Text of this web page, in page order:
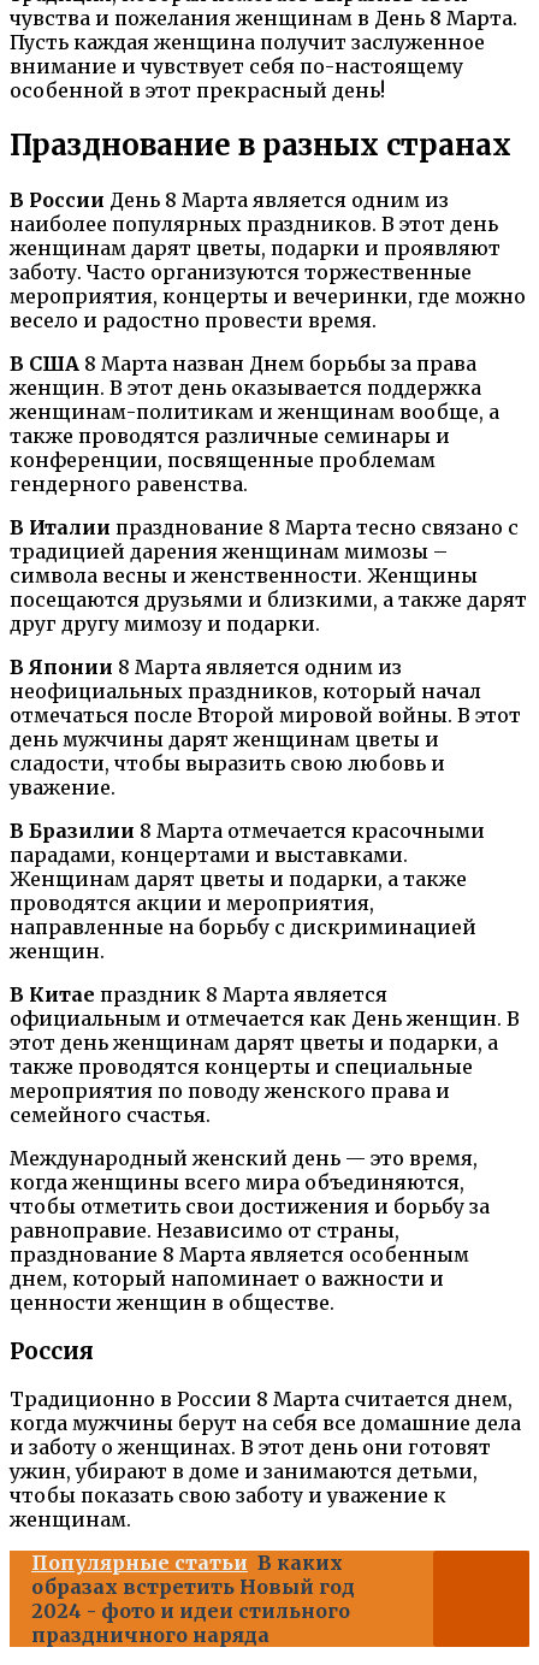
чувства и пожелания женщинам в День 8 Марта.
Пусть каждая женщина получит заслуженное
внимание и чувствует себя по-настоящему
особенной в этот прекрасный день!
Празднование в разных странах
В России День 8 Марта является одним из
наиболее популярных праздников. В этот день
женщинам дарят цветы, подарки и проявляют
заботу. Часто организуются торжественные
мероприятия, концерты и вечеринки, где можно
весело и радостно провести время.
В США 8 Марта назван Днем борьбы за права
женщин. В этот день оказывается поддержка
женщинам-политикам и женщинам вообще, а
также проводятся различные семинары и
конференции, посвященные проблемам
гендерного равенства.
В Италии празднование 8 Марта тесно связано с
традицией дарения женщинам мимозы –
символа весны и женственности. Женщины
посещаются друзьями и близкими, а также дарят
друг другу мимозу и подарки.
В Японии 8 Марта является одним из
неофициальных праздников, который начал
отмечаться после Второй мировой войны. В этот
день мужчины дарят женщинам цветы и
сладости, чтобы выразить свою любовь и
уважение.
В Бразилии 8 Марта отмечается красочными
парадами, концертами и выставками.
Женщинам дарят цветы и подарки, а также
проводятся акции и мероприятия,
направленные на борьбу с дискриминацией
женщин.
В Китае праздник 8 Марта является
официальным и отмечается как День женщин. В
этот день женщинам дарят цветы и подарки, а
также проводятся концерты и специальные
мероприятия по поводу женского права и
семейного счастья.
Международный женский день — это время,
когда женщины всего мира объединяются,
чтобы отметить свои достижения и борьбу за
равноправие. Независимо от страны,
празднование 8 Марта является особенным
днем, который напоминает о важности и
ценности женщин в обществе.
Россия
Традиционно в России 8 Марта считается днем,
когда мужчины берут на себя все домашние дела
и заботу о женщинах. В этот день они готовят
ужин, убирают в доме и занимаются детьми,
чтобы показать свою заботу и уважение к
женщинам.
Популярные статьи В каких
образах встретить Новый год
2024 - фото и идеи стильного
праздничного наряда